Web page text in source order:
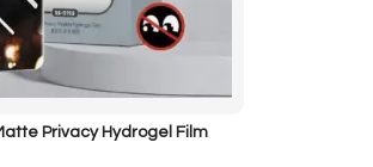
Privacy Hydrogel Film